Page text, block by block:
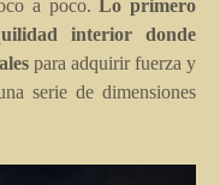
a poco.Lo primero
interior donde
para adquirir fuerza y
serie de dimensiones